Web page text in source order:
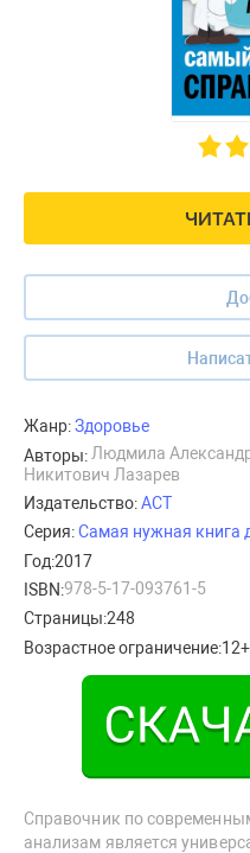
Жанр:Здоровье
Авторы:Людмила
Никитович Лазарев
Издательство:АСТ
Серия:Самая нужная книга
Год:2017
ISBN:978-5-17-093761-5
Страницы:248
Возрастное ограничение:12+
Справочник по
анализам является